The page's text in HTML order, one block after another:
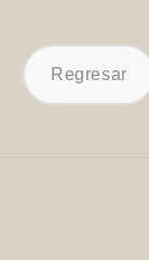
Regresar